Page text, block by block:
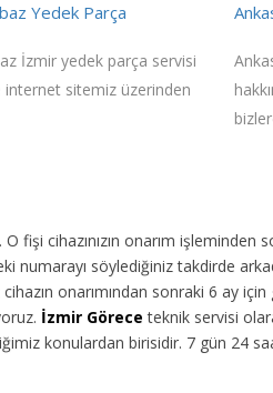
Yedek Parça
İzmir yedek parça servisi
internet sitemiz üzerinden
cihazınızın onarım
numarayı söylediğiniz takdirde
onarımından sonraki 6 ay
İzmir Görece teknik servisi
konulardan birisidir. 7 gün 24